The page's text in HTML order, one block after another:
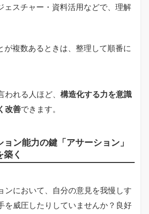
スチャー・資料活用などで、理解
複数あるときは、整理して順番に
われる人ほど、 構造化する力を意識
改善できます。
ン能力の鍵「アサーション」
築く
ンにおいて、自分の意見を我慢しす
を威圧したりしていませんか？良好